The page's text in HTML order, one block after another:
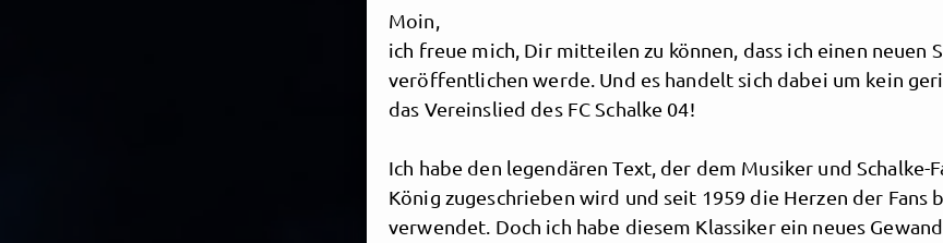
Moin,
ich freue mich, Dir mitteilen zu können, dass ich einen neuen
veröffentlichen werde. Und es handelt sich dabei um kein
das Vereinslied des FC Schalke 04!
Ich habe den legendären Text, der dem Musiker und Schalke-
König zugeschrieben wird und seit 1959 die Herzen der Fans
verwendet. Doch ich habe diesem Klassiker ein neues